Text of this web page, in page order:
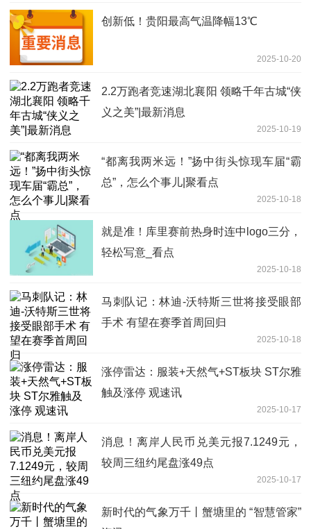
创新低！贵阳最高气温降幅13℃
2025-10-20
2.2万跑者竞速湖北襄阳 领略千年古城“侠
义之美”|最新消息
2025-10-19
“都离我两米远！”扬中街头惊现车届“霸
总”，怎么个事儿|聚看点
2025-10-18
就是准！库里赛前热身时连中logo三分，
轻松写意_看点
2025-10-18
马刺队记：林迪-沃特斯三世将接受眼部
手术 有望在赛季首周回归
2025-10-18
涨停雷达：服装+天然气+ST板块 ST尔雅
触及涨停 观速讯
2025-10-17
消息！离岸人民币兑美元报7.1249元，
较周三纽约尾盘涨49点
2025-10-17
新时代的气象万千丨蟹塘里的 “智慧管家”